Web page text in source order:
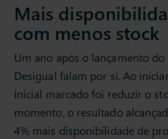
Mais
com menos stock
Um ano após o lançamento
Desigual falam por si. Ao
inicial marcado foi reduzir o
momento, o resultado
4% mais disponibilidade de